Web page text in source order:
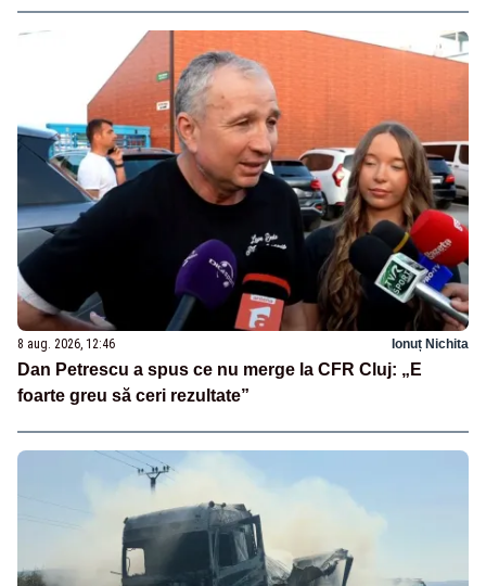
8 aug. 2026, 12:46 Ionuț Nichita
Dan Petrescu a spus ce nu merge la CFR Cluj: „E
foarte greu să ceri rezultate”